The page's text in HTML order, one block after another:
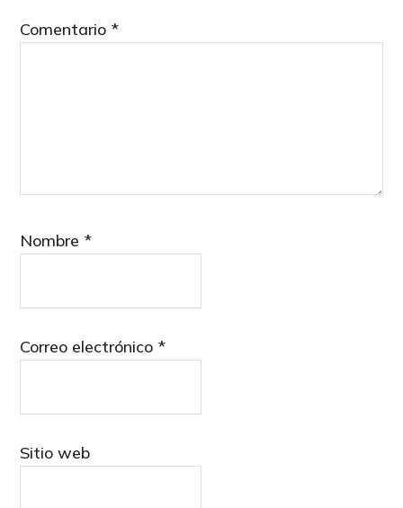
Comentario *
Nombre *
Correo electrónico *
Sitio web